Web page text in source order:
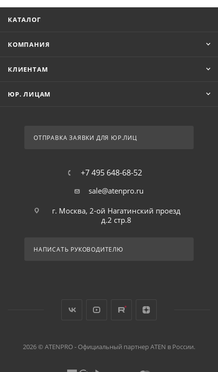
КАТАЛОГ
КОМПАНИЯ
КЛИЕНТАМ
ЮР. ЛИЦАМ
ОТПРАВКА ЗАЯВКИ ДЛЯ ЮР.ЛИЦ
+7 495 648-68-52
sale@atenpro.ru
г. Москва, 2-ой Нагатинский проезд
д.2 стр.8
НАПИСАТЬ РУКОВОДИТЕЛЮ
2026 © ATENPRO - Официальный партнер ATEN в России.